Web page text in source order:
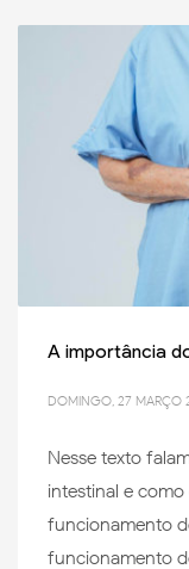
A importância
DOMINGO, 27 MARÇO
Nesse texto
intestinal e
funcionamento
funcionamento